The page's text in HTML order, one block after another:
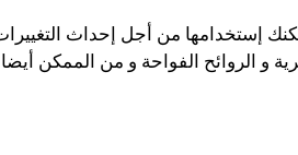
إستخدامها من أجل إحداث
و الروائح الفواحة و من الممكن